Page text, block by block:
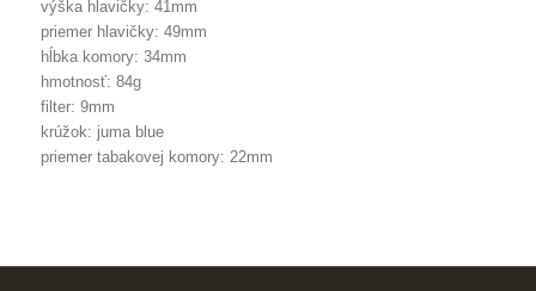
výška hlavičky: 41mm
priemer hlavičky: 49mm
hĺbka komory: 34mm
hmotnosť: 84g
filter: 9mm
krúžok: juma blue
priemer tabakovej komory: 22mm